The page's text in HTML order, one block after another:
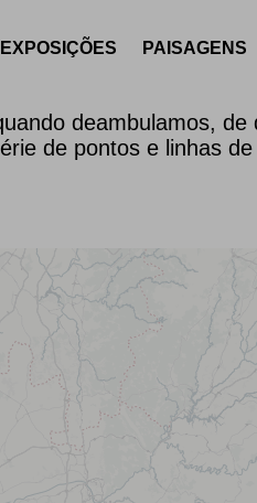
EXPOSIÇÕES PAISAGENS
deambulamos,
de pontos e linhas